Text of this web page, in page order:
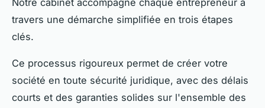
Notre cabinet accompagne chaque entrepreneur à
travers une démarche simplifiée en trois étapes
clés.
Ce processus rigoureux permet de créer votre
société en toute sécurité juridique, avec des délais
courts et des garanties solides sur l'ensemble des